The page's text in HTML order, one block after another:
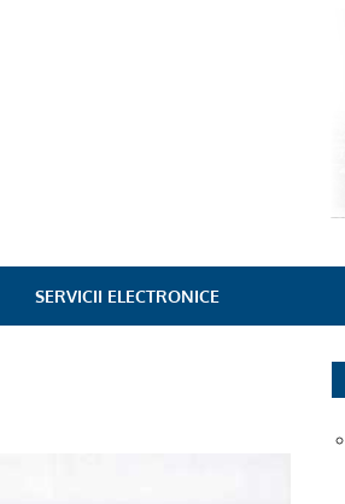
SERVICII ELECTRONICE